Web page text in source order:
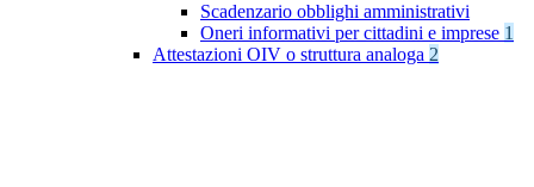
Scadenzario obblighi amministrativi
Oneri informativi per cittadini e imprese 1
Attestazioni OIV o struttura analoga 2